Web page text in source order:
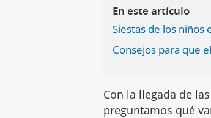
En este artículo
Siestas de los niños
Consejos para que
Con la llegada de
preguntamos qué